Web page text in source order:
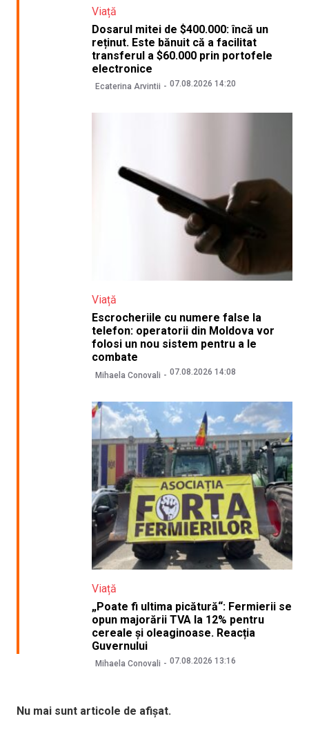
Viață
Dosarul mitei de $400.000: încă un
reținut. Este bănuit că a facilitat
transferul a $60.000 prin portofele
electronice
Ecaterina Arvintii 07.08.2026 14:20
Viață
Escrocheriile cu numere false la
telefon: operatorii din Moldova vor
folosi un nou sistem pentru a le
combate
Mihaela Conovali 07.08.2026 14:08
Viață
„Poate fi ultima picătură“: Fermierii se
opun majorării TVA la 12% pentru
cereale și oleaginoase. Reacția
Guvernului
Mihaela Conovali 07.08.2026 13:16
Nu mai sunt articole de afișat.